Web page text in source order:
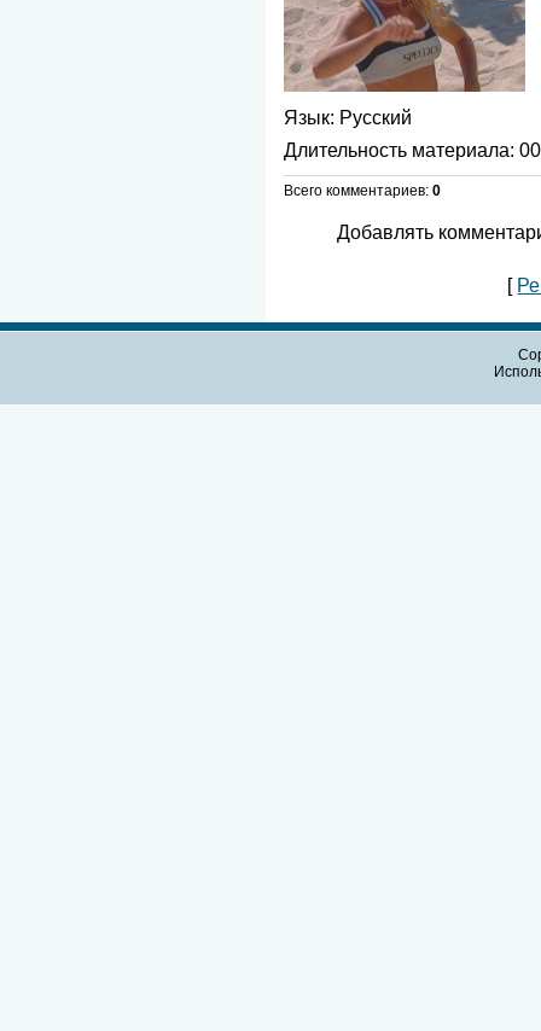
Язык: Русский
Длительность материала:
Всего комментариев: 0
Добавлять
[